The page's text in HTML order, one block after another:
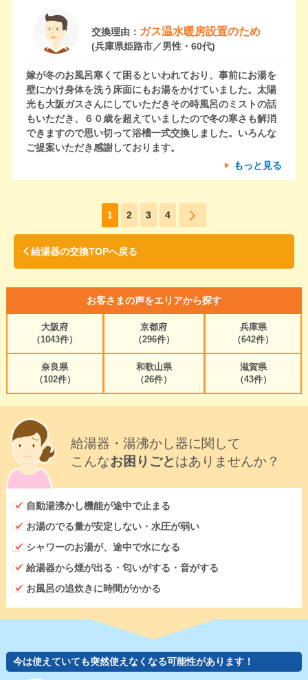
交換理由： ガス温水暖房設置のため
(兵庫県姫路市／男性・60代)
嫁が冬のお風呂寒くて困るといわれており、事前にお湯を
壁にかけ身体を洗う床面にもお湯をかけていました。太陽
光も大阪ガスさんにしていただきその時風呂のミストの話
もいただき、６０歳を超えていましたので冬の寒さも解消
できますので思い切って浴槽一式交換しました。いろんな
ご提案いただき感謝しております。
もっと見る
1 2 3 4
給湯器の交換TOPへ戻る
お客さまの声をエリアから探す
大阪府
（1043件）
京都府
（296件）
兵庫県
（642件）
奈良県
（102件）
和歌山県
（26件）
滋賀県
（43件）
給湯器・湯沸かし器に関して
こんなお困りごとはありませんか？
自動湯沸かし機能が途中で止まる
お湯のでる量が安定しない・水圧が弱い
シャワーのお湯が、途中で水になる
給湯器から煙が出る・匂いがする・音がする
お風呂の追炊きに時間がかかる
今は使えていても突然使えなくなる可能性があります！